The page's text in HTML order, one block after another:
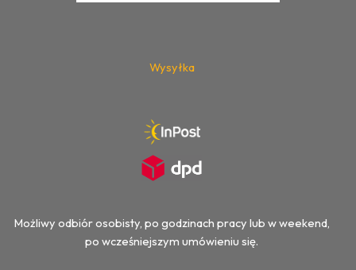
Wysyłka
Możliwy odbiór osobisty, po godzinach pracy lub w weekend,
po wcześniejszym umówieniu się.